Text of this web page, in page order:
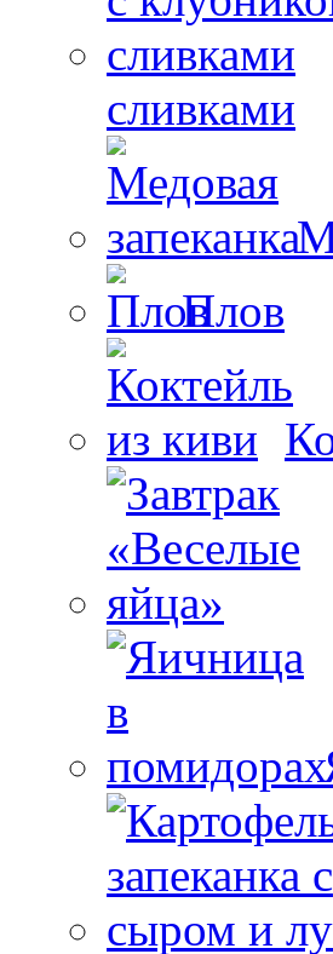
сливками
Плов